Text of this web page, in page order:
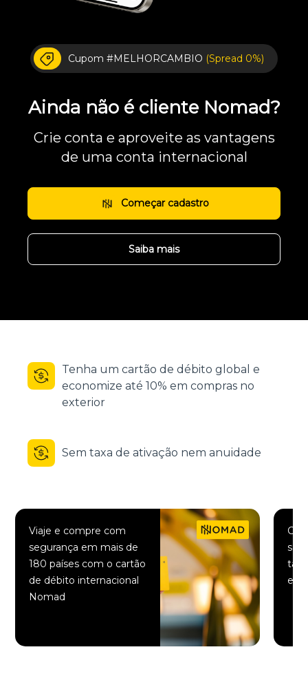
Cupom #MELHORCAMBIO (Spread 0%)
Ainda não é cliente Nomad?
Crie conta e aproveite as vantagens
de uma conta internacional
Começar cadastro
Saiba mais
Tenha um cartão de débito global e
economize até 10% em compras no
exterior
Sem taxa de ativação nem anuidade
Viaje e compre com
segurança em mais de
180 países com o cartão
de débito internacional
Nomad